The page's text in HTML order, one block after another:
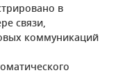
в
связи,
коммуникаций